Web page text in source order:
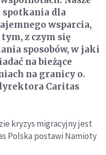
spotkania dla
wsparcia,
z czym się
sposobów, w jaki
na bieżące
na granicy o.
Caritas
kryzys migracyjny jest
Polska postawi Namioty